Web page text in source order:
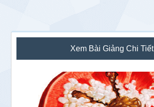
Sidebar
chính
Xem Bài Giảng Chi Tiết